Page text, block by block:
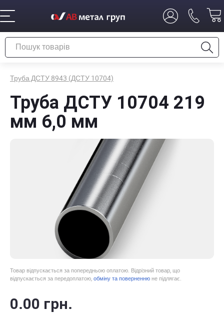
Труба ДСТУ 8943 (ДСТУ 10704)
Труба ДСТУ 10704 219
мм 6,0 мм
Товар відпускається за попередньою оплатою. Відрізний товар, що
відпускається за передоплатою, обміну та поверненню не підлягає.
0.00 грн.